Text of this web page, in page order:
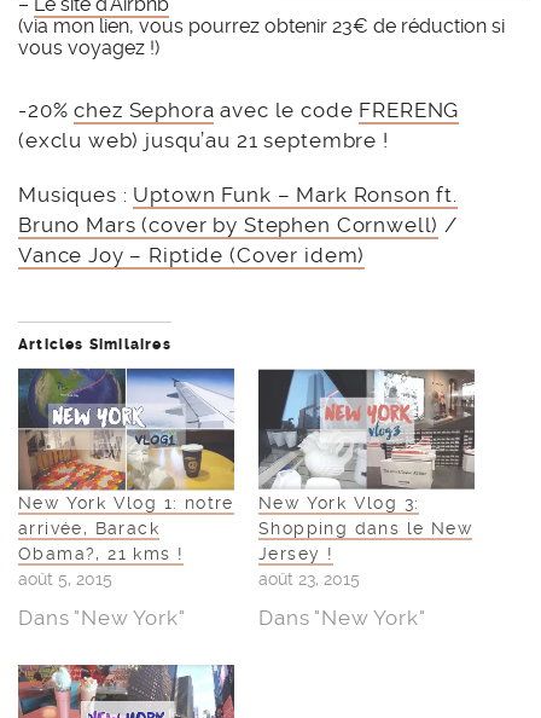
(via mon lien, vous pourrez obtenir 23€ de réduction si
vous voyagez !)
-20%chez Sephora avec le code FRERENG
(exclu web) jusqu’au 21 septembre !
Musiques : Uptown Funk – Mark Ronson ft.
Bruno Mars (cover by Stephen Cornwell) /
Vance Joy – Riptide (Cover idem)
Articles Similaires
New York Vlog 1: notre
arrivée, Barack
Obama?, 21 kms !
août 5, 2015
Dans "New York"
New York Vlog 3:
Shopping dans le New
Jersey !
août 23, 2015
Dans "New York"